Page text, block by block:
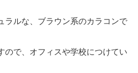
ラルな、ブラウン系のカラコンで
ので、オフィスや学校につけてい